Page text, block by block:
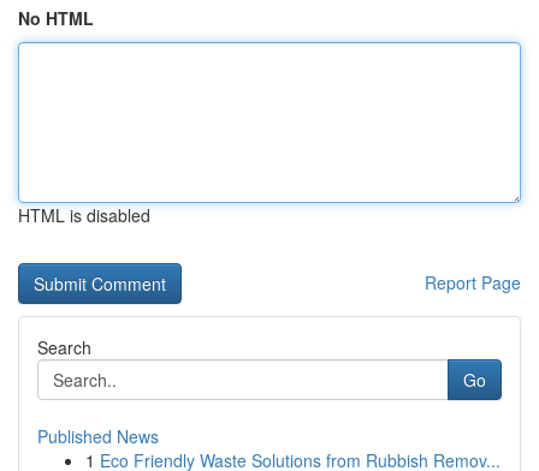
No HTML
HTML is disabled
Report Page
Search
Go
Published News
1 Eco Friendly Waste Solutions from Rubbish Remov...